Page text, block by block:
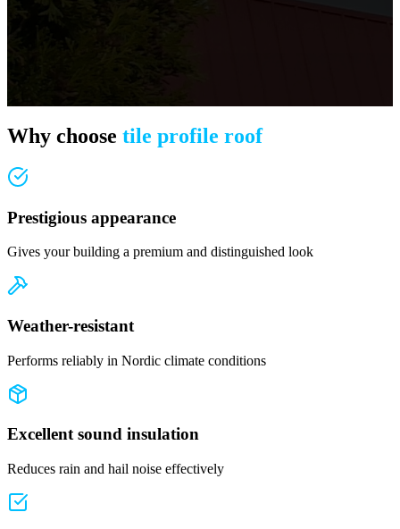
Why choose tile profile roof
Prestigious appearance
Gives your building a premium and distinguished look
Weather-resistant
Performs reliably in Nordic climate conditions
Excellent sound insulation
Reduces rain and hail noise effectively